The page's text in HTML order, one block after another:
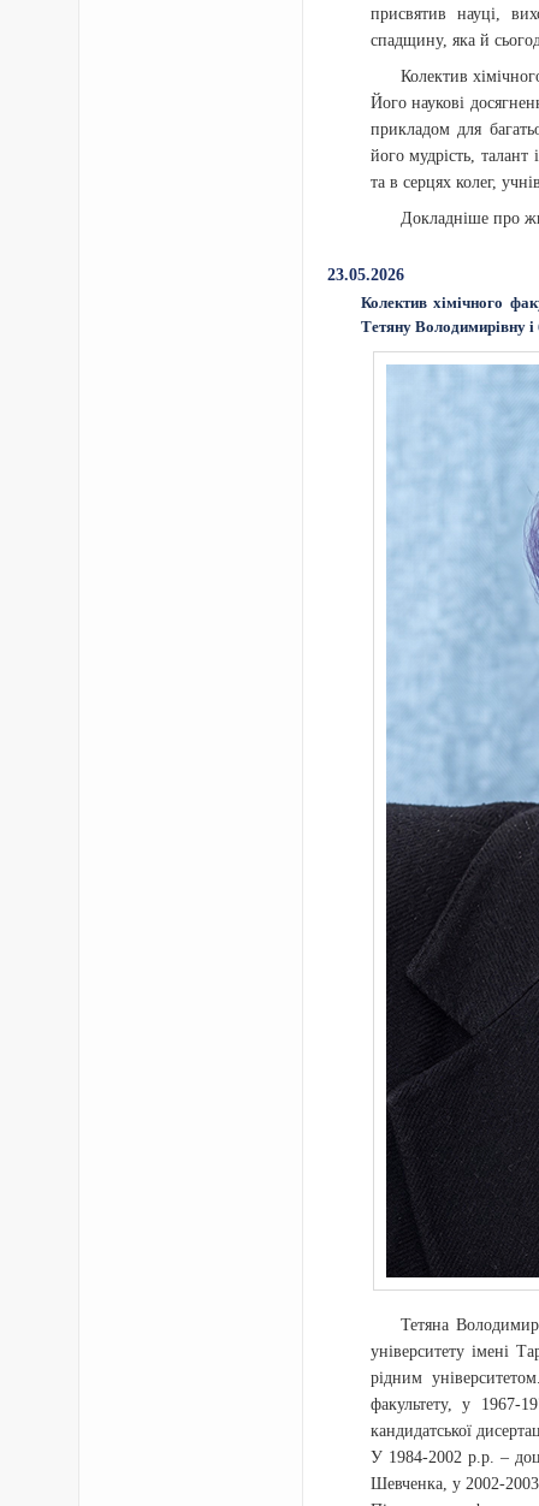
присвятив науці,
спадщину, яка й
Колектив
Його наукові
прикладом для
його мудрість, талант
та в серцях колег,
Докладніше про
23.05.2026
Колектив хімічного
Тетяну Володимирівну і
Тетяна
університету імені
рідним
факультету, у 1967-
кандидатської
У 1984-2002 р.р. –
Шевченка, у 2002-